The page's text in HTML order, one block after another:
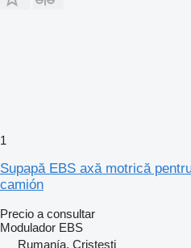
1
Supapă EBS axă motrică
camión
Precio a consultar
Modulador EBS
Rumanía, Cristesti